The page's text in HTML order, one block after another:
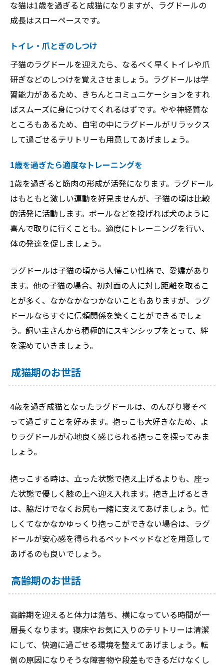
な猫は1歳を過ぎると成猫になりますが、ラグドールの
成長はスローペースです。
トイレ・爪とぎのしつけ
子猫のラグドールを迎えたら、なるべく早くトイレや爪
研ぎなどのしつけを覚えさせましょう。ラグドールは学
習能力があるため、きちんとコミュニケーションをすれ
ばスムーズに身につけてくれるはずです。やや神経質な
ところもあるため、自宅の中にラグドールがリラックス
して過ごせるテリトリーも用意してあげましょう。
1歳を過ぎたら適度なトレーニングを
1歳を過ぎると筋肉の形成が活発になります。ラグドール
はもともと激しい運動を好見ませんが、子猫の頃は比較
的活発に活動します。ボールなどを投げれば犬のように
喜んで取りに行くことも。適度にトレーニングを行い、
体の発達を促しましょう。
ラグドールは子猫の頃から人懐こい性格で、愛嬌があり
ます。他の子猫の場合、初対面の人に対し距離を取るこ
とが多く、なかなかなつかないこともありますが、ラグ
ドールならすぐに信頼関係を築くことができるでしょ
う。飼い主さんから積極的にスキンシップをとって、絆
を深めていきましょう。
成猫期のお世話
4歳を過ぎ成猫となったラグドールは、のんびり寝そべ
って過ごすことを好みます。抱っこも大好きなため、よ
りラグドールが心地良く感じられる抱っこを探ってみま
しょう。
抱っこする時は、立った状態で抱え上げるよりも、座っ
た状態で優しく膝の上へ迎え入れます。抱き上げるとき
は、脇だけでなくお尻も一緒に支えてあげましょう。忙
しくてなかなかゆっくり抱っこができない場合は、ラグ
ドールが安心感を得られるペットベッドなどを用意して
あげるのも良いでしょう。
高齢期のお世話
高齢期を迎えると体力は落ち、横になっている時間が一
層長くなります。寝床やお気に入りのテリトリーは清潔
にして、快適に過ごせる環境を整えてあげましょう。転
倒の原因になりそうな障害物や段差もできるだけなくし